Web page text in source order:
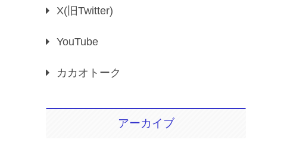
X(旧Twitter)
YouTube
カカオトーク
アーカイブ